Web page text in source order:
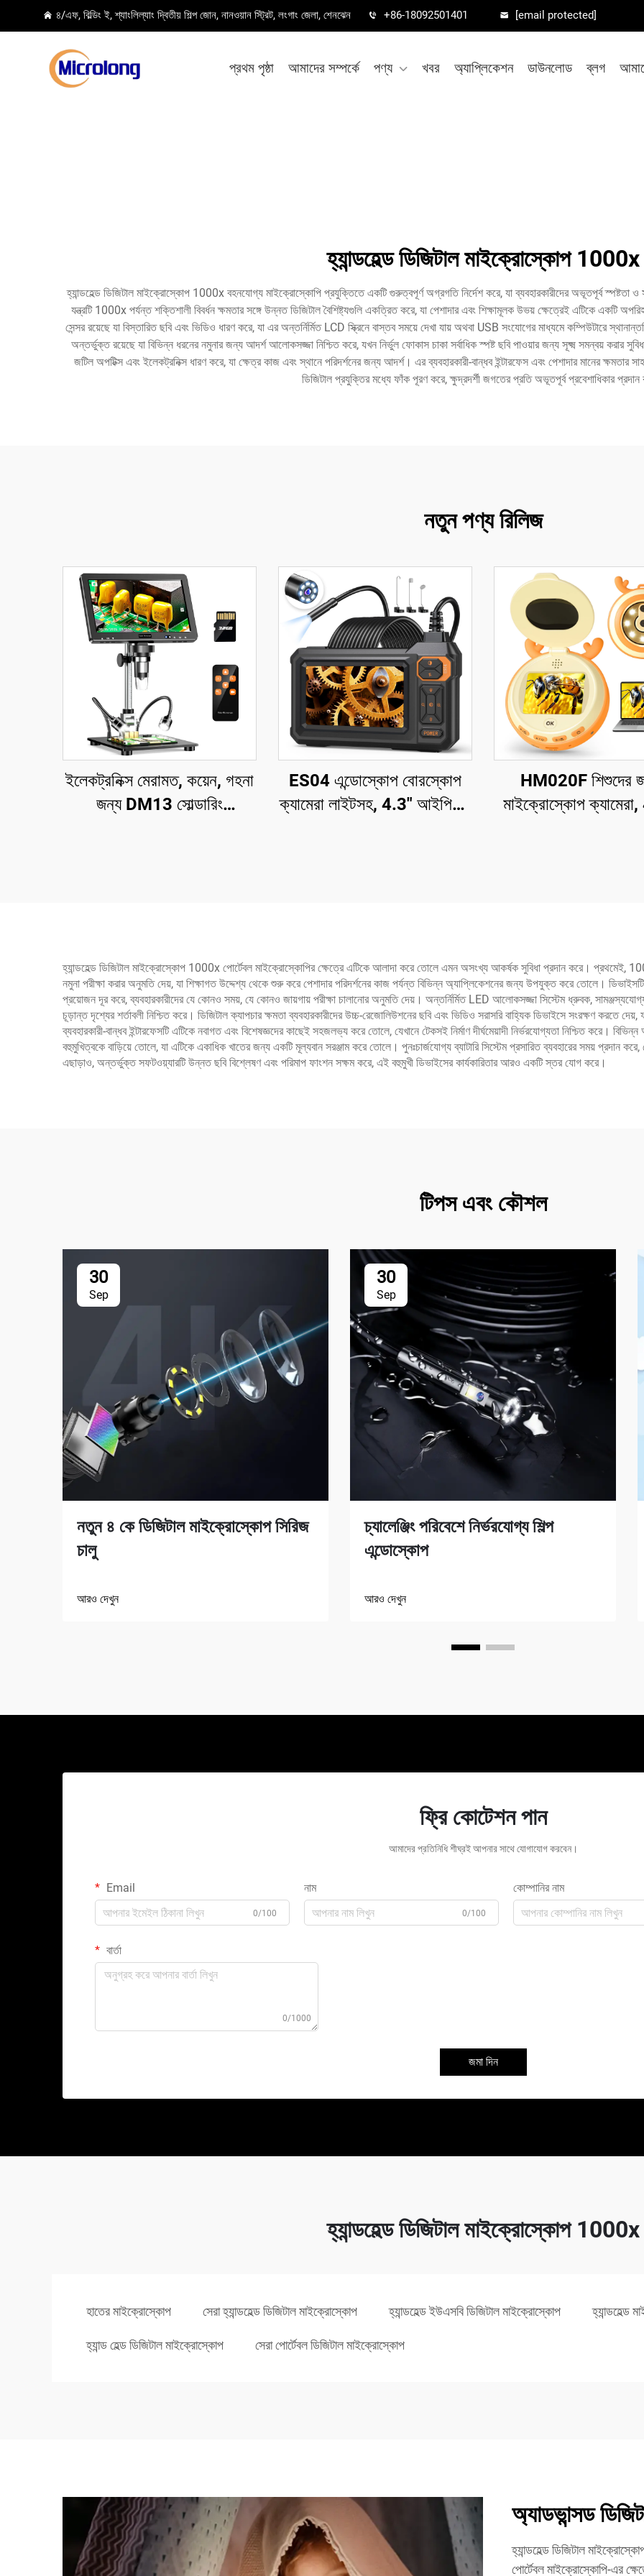
৪/এফ, বিল্ডিং ই, শ্যাংলিল্যাং দ্বিতীয় শিল্প জোন, নানওয়ান স্ট্রিট, লংগাং জেলা, শেনঝেন +86-18092501401 [email protected]
প্রথম পৃষ্ঠা আমাদের সম্পর্কে পণ্য খবর অ্যাপ্লিকেশন ডাউনলোড ব্লগ
হ্যান্ডহেল্ড ডিজিটাল মাইক্রোস্কোপ 1000x
হ্যান্ডহেল্ড ডিজিটাল মাইক্রোস্কোপ 1000x বহনযোগ্য মাইক্রোস্কোপি প্রযুক্তিতে একটি গুরুত্বপূর্ণ অগ্রগতি নির্দেশ করে, যা ব্যবহারকারীদের অভূতপূর্ব স্পষ্টতা ও
যন্ত্রটি 1000x পর্যন্ত শক্তিশালী বিবর্ধন ক্ষমতার সঙ্গে উন্নত ডিজিটাল বৈশিষ্ট্যগুলি একত্রিত করে, যা পেশাদার এবং শিক্ষামূলক উভয় ক্ষেত্রেই এটিকে একটি
সেন্সর রয়েছে যা বিস্তারিত ছবি এবং ভিডিও ধারণ করে, যা এর অন্তর্নির্মিত LCD স্ক্রিনে বাস্তব সময়ে দেখা যায় অথবা USB সংযোগের মাধ্যমে কম্পিউটারে
অন্তর্ভুক্ত রয়েছে যা বিভিন্ন ধরনের নমুনার জন্য আদর্শ আলোকসজ্জা নিশ্চিত করে, যখন নির্ভুল ফোকাস চাকা সর্বাধিক স্পষ্ট ছবি পাওয়ার জন্য সূক্ষ্ম সমন্বয় করার
জটিল অপটিক্স এবং ইলেকট্রনিক্স ধারণ করে, যা ক্ষেত্র কাজ এবং স্থানে পরিদর্শনের জন্য আদর্শ। এর ব্যবহারকারী-বান্ধব ইন্টারফেস এবং পেশাদার মানের
ডিজিটাল প্রযুক্তির মধ্যে ফাঁক পূরণ করে, ক্ষুদ্রদর্শী জগতের প্রতি অভূতপূর্ব প্রবেশাধিকার প্রদান
নতুন পণ্য রিলিজ
ইলেকট্রনিক্স মেরামত, কয়েন, গহনা
জন্য DM13 সোল্ডারিং
ES04 এন্ডোস্কোপ বোরস্কোপ
ক্যামেরা লাইটসহ, 4.3" আইপিএস
HM020F শিশুদের
মাইক্রোস্কোপ
হ্যান্ডহেল্ড ডিজিটাল মাইক্রোস্কোপ 1000x পোর্টেবল মাইক্রোস্কোপির ক্ষেত্রে এটিকে আলাদা করে তোলে এমন অসংখ্য আকর্ষক সুবিধা প্রদান করে। প্রথমেই,
নমুনা পরীক্ষা করার অনুমতি দেয়, যা শিক্ষাগত উদ্দেশ্য থেকে শুরু করে পেশাদার পরিদর্শনের কাজ পর্যন্ত বিভিন্ন অ্যাপ্লিকেশনের জন্য উপযুক্ত করে তোলে।
প্রয়োজন দূর করে, ব্যবহারকারীদের যে কোনও সময়, যে কোনও জায়গায় পরীক্ষা চালানোর অনুমতি দেয়। অন্তর্নির্মিত LED আলোকসজ্জা সিস্টেম ধ্রুবক,
চূড়ান্ত দৃশ্যের শর্তাবলী নিশ্চিত করে। ডিজিটাল ক্যাপচার ক্ষমতা ব্যবহারকারীদের উচ্চ-রেজোলিউশনের ছবি এবং ভিডিও সরাসরি বাহ্যিক ডিভাইসে সংরক্ষণ করতে
ব্যবহারকারী-বান্ধব ইন্টারফেসটি এটিকে নবাগত এবং বিশেষজ্ঞদের কাছেই সহজলভ্য করে তোলে, যেখানে টেকসই নির্মাণ দীর্ঘমেয়াদী নির্ভরযোগ্যতা নিশ্চিত করে।
বহুমুখিত্বকে বাড়িয়ে তোলে, যা এটিকে একাধিক খাতের জন্য একটি মূল্যবান সরঞ্জাম করে তোলে। পুনঃচার্জযোগ্য ব্যাটারি সিস্টেম প্রসারিত ব্যবহারের সময় প্রদান
এছাড়াও, অন্তর্ভুক্ত সফটওয়্যারটি উন্নত ছবি বিশ্লেষণ এবং পরিমাপ ফাংশন সক্ষম করে, এই বহুমুখী ডিভাইসের কার্যকারিতার আরও একটি স্তর যোগ করে।
টিপস এবং কৌশল
30
Sep
নতুন ৪ কে ডিজিটাল মাইক্রোস্কোপ সিরিজ
চালু
আরও দেখুন
30
Sep
চ্যালেঞ্জিং পরিবেশে নির্ভরযোগ্য শিল্প
এন্ডোস্কোপ
আরও দেখুন
ফ্রি কোটেশন পান
আমাদের প্রতিনিধি শীঘ্রই আপনার সাথে যোগাযোগ করবেন।
Email
0/100
নাম
0/100
কোম্পানির নাম
বার্তা
0/1000
জমা দিন
হ্যান্ডহেল্ড ডিজিটাল মাইক্রোস্কোপ 1000x
হাতের মাইক্রোস্কোপ সেরা হ্যান্ডহেল্ড ডিজিটাল মাইক্রোস্কোপ হ্যান্ডহেল্ড ইউএসবি ডিজিটাল মাইক্রোস্কোপ হ্যান্ডহেল্ড
হ্যান্ড হেল্ড ডিজিটাল মাইক্রোস্কোপ সেরা পোর্টেবল ডিজিটাল মাইক্রোস্কোপ
অ্যাডভান্সড
হ্যান্ডহেল্ড ডিজিটাল
পোর্টেবল মাইক্রোস্কোপি-এর